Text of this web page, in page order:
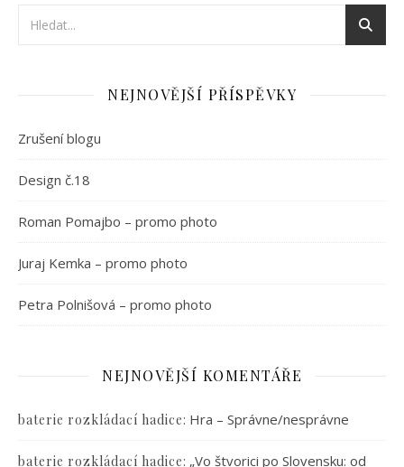
NEJNOVĚJŠÍ PŘÍSPĚVKY
Zrušení blogu
Design č.18
Roman Pomajbo – promo photo
Juraj Kemka – promo photo
Petra Polnišová – promo photo
NEJNOVĚJŠÍ KOMENTÁŘE
baterie rozkládací hadice: Hra – Správne/nesprávne
baterie rozkládací hadice: „Vo štvorici po Slovensku: od